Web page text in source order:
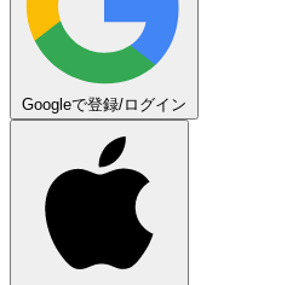
Googleで登録/ログイン